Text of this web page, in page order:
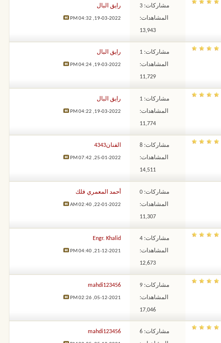
مشاركات: 3
المشاهدات:
13,943
رايق البال
19-03-2022,
04:32 PM
مشاركات: 1
المشاهدات:
11,729
رايق البال
19-03-2022,
04:24 PM
مشاركات: 1
المشاهدات:
11,774
رايق البال
19-03-2022,
04:22 PM
مشاركات: 8
المشاهدات:
14,511
الفنان4343
25-01-2022,
07:42 PM
مشاركات: 0
المشاهدات:
11,307
أحمد المعمري فلك
22-01-2022,
02:40 AM
مشاركات: 4
المشاهدات:
12,673
Engr. Khalid
21-12-2021,
04:40 PM
مشاركات: 9
المشاهدات:
17,046
mahdi123456
05-12-2021,
02:26 PM
مشاركات: 6 mahdi123456